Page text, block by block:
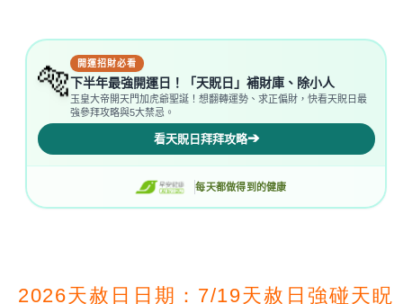
2026天赦日日期：7/19天赦日強碰天眖